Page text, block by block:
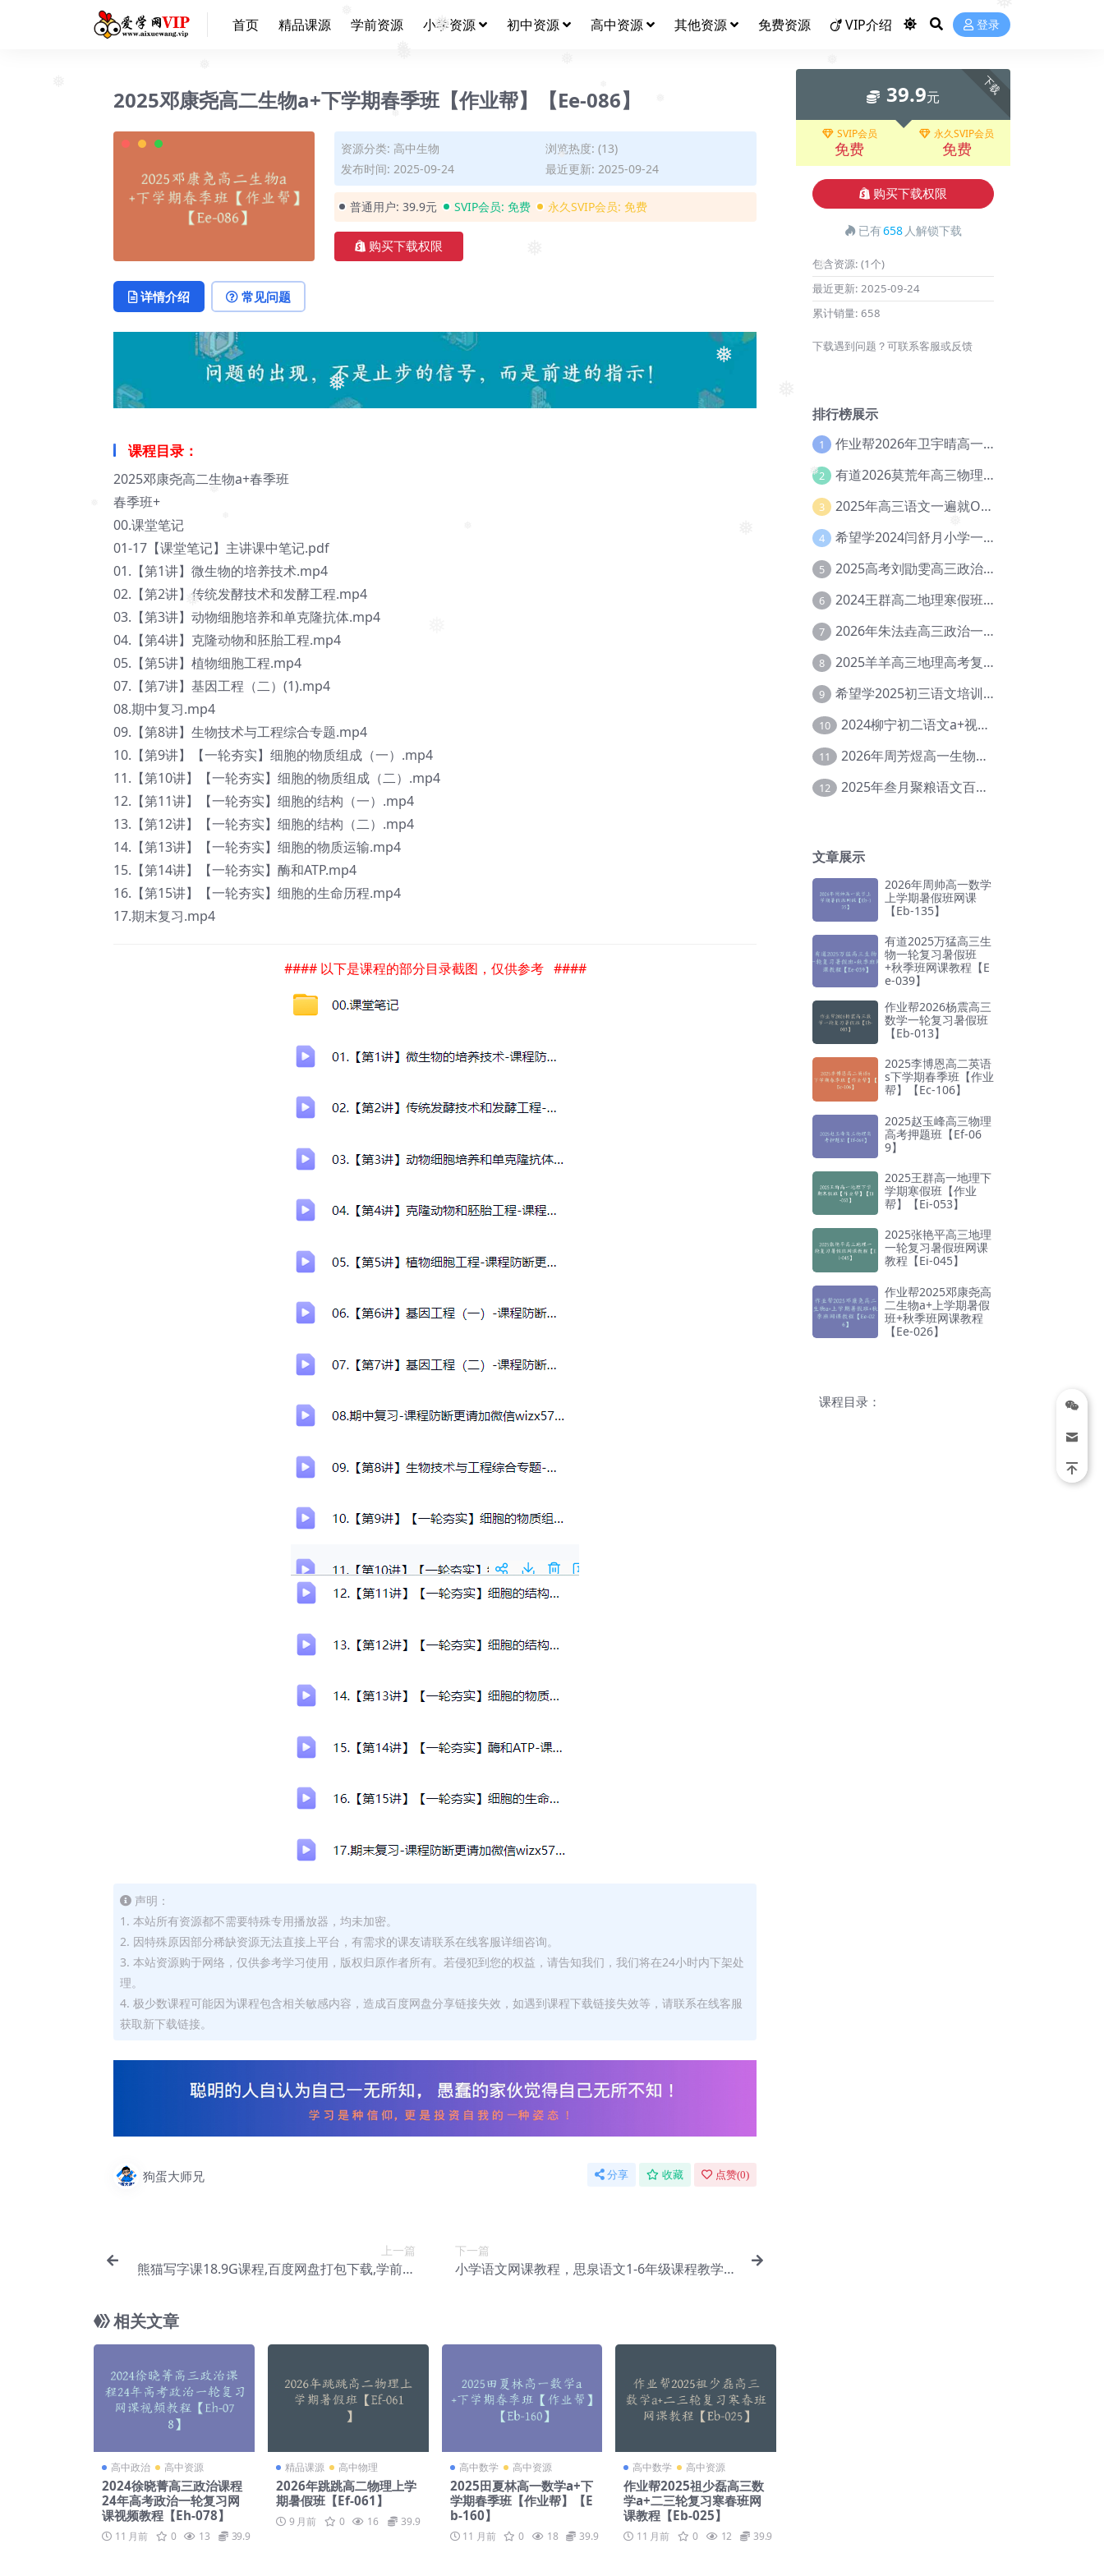
❅
❅
❅
❅
❅
❅
❅
❅
❅
❅
❅ ❅
❅
❅
❅
❅ 首页 精品课源 学前资源 小学资源 初中资源 高中资源 其他资源 免费资源 VIP介绍 登录
2025邓康尧高二生物a+下学期春季班【作业帮】【Ee-086】
资源分类: 高中生物
浏览热度: (13)
发布时间: 2025-09-24
最近更新: 2025-09-24
普通用户: 39.9元 SVIP会员: 免费 永久SVIP会员: 免费
购买下载权限
详情介绍 常见问题
课程目录：
2025邓康尧高二生物a+春季班
春季班+
00.课堂笔记
01-17【课堂笔记】主讲课中笔记.pdf
01.【第1讲】微生物的培养技术.mp4
02.【第2讲】传统发酵技术和发酵工程.mp4
03.【第3讲】动物细胞培养和单克隆抗体.mp4
04.【第4讲】克隆动物和胚胎工程.mp4
05.【第5讲】植物细胞工程.mp4
07.【第7讲】基因工程（二）(1).mp4
08.期中复习.mp4
09.【第8讲】生物技术与工程综合专题.mp4
10.【第9讲】【一轮夯实】细胞的物质组成（一）​.mp4
11.【第10讲】【一轮夯实】细胞的物质组成（二）.mp4
12.【第11讲】【一轮夯实】细胞的结构（一）.mp4
13.【第12讲】【一轮夯实】细胞的结构（二）.mp4
14.【第13讲】【一轮夯实】细胞的物质运输.mp4
15.【第14讲】【一轮夯实】酶和ATP.mp4
16.【第15讲】【一轮夯实】细胞的生命历程.mp4
17.期末复习.mp4
#### 以下是课程的部分目录截图，仅供参考 ####
声明：
1. 本站所有资源都不需要特殊专用播放器，均未加密。
2. 因特殊原因部分稀缺资源无法直接上平台，有需求的课友请联系在线客服详细咨询。
3. 本站资源购于网络，仅供参考学习使用，版权归原作者所有。若侵犯到您的权益，请告知我们，我们将在24小时内下架处
理。
4. 极少数课程可能因为课程包含相关敏感内容，造成百度网盘分享链接失效，如遇到课程下载链接失效等，请联系在线客服
获取新下载链接。
狗蛋大师兄 分享 收藏 点赞(0)
上一篇
熊猫写字课18.9G课程,百度网盘打包下载,学前教
下一篇
小学语文网课教程，思泉语文1-6年级课程教学视
相关文章
高中政治 高中资源
2024徐晓菁高三政治课程
24年高考政治一轮复习网
课视频教程【Eh-078】
11 月前 0 13 39.9
精品课源 高中物理
2026年跳跳高二物理上学
期暑假班【Ef-061】
9 月前 0 16 39.9
高中数学 高中资源
2025田夏林高一数学a+下
学期春季班【作业帮】【E
b-160】
11 月前 0 18 39.9
高中数学 高中资源
作业帮2025祖少磊高三数
学a+二三轮复习寒春班网
课教程【Eb-025】
11 月前 0 12 39.9
下载
39.9元
SVIP会员
免费
永久SVIP会员
免费
购买下载权限
已有658 人解锁下载
包含资源: (1个)
最近更新: 2025-09-24
累计销量: 658
下载遇到问题？可联系客服或反馈
排行榜展示
1 作业帮2026年卫宇晴高一英语s上学期暑假班【冲顶班】【Ec-003】
2 有道2026莫荒年高三物理一轮复习暑假班网课教程【Ef-044】
3 2025年高三语文一遍就OK高中语文体系课【Ea-028】
4 希望学2024闫舒月小学一年级英语视频教程+讲义【Cc-004】
5 2025高考刘勖雯高三政治三轮复习网课教程【Eh-061】
6 2024王群高二地理寒假班教程【Ei-075】
7 2026年朱法垚高三政治一轮复习暑假班【Eh-041】
8 2025羊羊高三地理高考复习视频教程+讲义【Ei-051】
9 希望学2025初三语文培训班秋上A+班（秋上·全国版·A+）【Da-031】
10 2024柳宁初二语文a+视频教程+课堂笔记+讲义（暑假班+秋季班）【Da-003】
11 2026年周芳煜高一生物上学期网课教程【Ee-056】
12 2025年叁月聚粮语文百日冲刺｜荡平玄学诅咒【Ea-001】
文章展示
2026年周帅高一数学
上学期暑假班网课
【Eb-135】
有道2025万猛高三生
物一轮复习暑假班
+秋季班网课教程【E
e-039】
作业帮2026杨震高三
数学一轮复习暑假班
【Eb-013】
2025李博恩高二英语
s下学期春季班【作业
帮】【Ec-106】
2025赵玉峰高三物理
高考押题班【Ef-06
9】
2025王群高一地理下
学期寒假班【作业
帮】【Ei-053】
2025张艳平高三地理
一轮复习暑假班网课
教程【Ei-045】
作业帮2025邓康尧高
二生物a+上学期暑假
班+秋季班网课教程
【Ee-026】
课程目录：